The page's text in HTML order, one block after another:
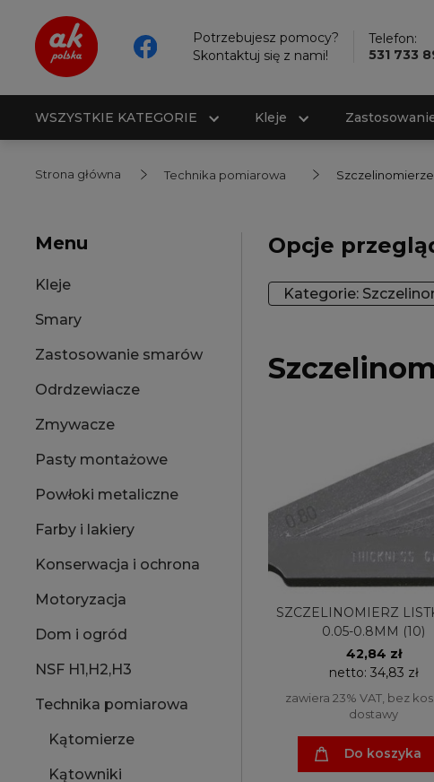
Potrzebujesz pomocy?
Skontaktuj się z nami!
Telefon:
531 733
WSZYSTKIE KATEGORIE Kleje
Strona główna Technika pomiarowa Szczelinomierze
Menu
Kleje
Smary
Zastosowanie smarów
Odrdzewiacze
Zmywacze
Pasty montażowe
Powłoki metaliczne
Farby i lakiery
Konserwacja i ochrona
Motoryzacja
Dom i ogród
NSF H1,H2,H3
Technika pomiarowa
Kątomierze
Kątowniki
Opcje
Kategorie:
SZCZELINOMIERZ
0.05-0.8MM (10)
42,84 zł
netto: 34,83 zł
zawiera 23% VAT, bez
dostawy
Do koszyka